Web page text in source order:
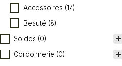
Accessoires (17)
Beauté (8)
Soldes (0)
Cordonnerie (0)